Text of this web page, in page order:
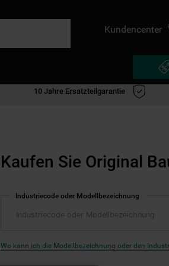
Kundencenter
10 Jahre Ersatzteilgarantie
Kaufen Sie Original
Industriecode oder Modellbezeichnung
Wo kann ich die Modellbezeichnung oder den